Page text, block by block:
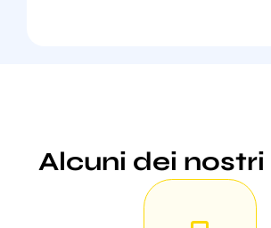
Alcuni dei nostri